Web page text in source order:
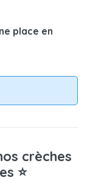
place en
crèches
⭐